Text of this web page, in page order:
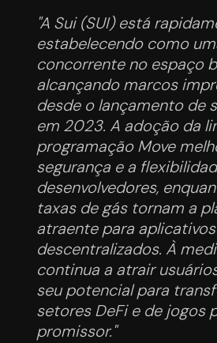
"A Sui (SUI) está
estabelecendo como
concorrente no espaço
alcançando marcos
desde o lançamento de
em 2023. A adoção da
programação Move
segurança e a
desenvolvedores,
taxas de gás tornam a
atraente para aplicativos
descentralizados. À
continua a atrair
seu potencial para
setores DeFi e de jogos
promissor."